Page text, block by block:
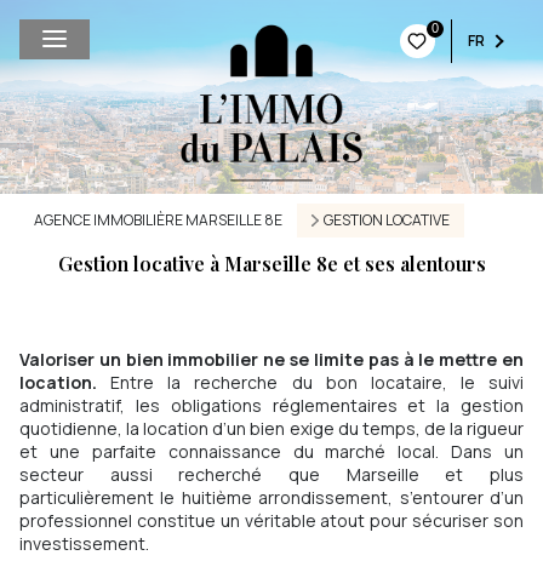
0
FR
AGENCE IMMOBILIÈRE MARSEILLE 8E GESTION LOCATIVE
Gestion locative à Marseille 8e et ses alentours
Valoriser un bien immobilier ne se limite pas à le mettre en
location. Entre la recherche du bon locataire, le suivi
administratif, les obligations réglementaires et la gestion
quotidienne, la location d’un bien exige du temps, de la rigueur
et une parfaite connaissance du marché local. Dans un
secteur aussi recherché que Marseille et plus
particulièrement le huitième arrondissement, s’entourer d’un
professionnel constitue un véritable atout pour sécuriser son
investissement.